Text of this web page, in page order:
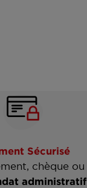
Sécurisé
chèque ou
administratif